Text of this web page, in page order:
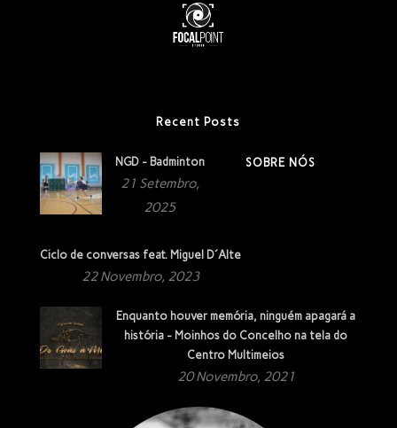
Recent Posts
NGD - Badminton
21 Setembro,
2025
Ciclo de conversas feat. Miguel D´Alte
22 Novembro, 2023
Enquanto houver memória, ninguém apagará a
história - Moinhos do Concelho na tela do
Centro Multimeios
20 Novembro, 2021
SOBRE NÓS